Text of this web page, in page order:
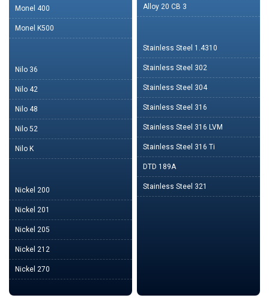
Monel 400
Monel K500
Nilo 36
Nilo 42
Nilo 48
Nilo 52
Nilo K
Nickel 200
Nickel 201
Nickel 205
Nickel 212
Nickel 270
Alloy 20 CB 3
Stainless Steel 1.4310
Stainless Steel 302
Stainless Steel 304
Stainless Steel 316
Stainless Steel 316 LVM
Stainless Steel 316 Ti
DTD 189A
Stainless Steel 321